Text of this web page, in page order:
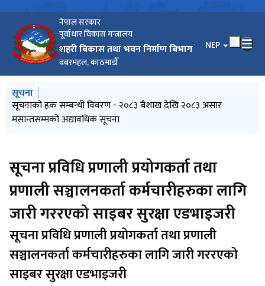
नेपाल सरकार
पूर्वाधार विकास मन्त्रालय
शहरी बिकास तथा भवन निर्माण बिभाग
बबरमहल, काठमाडौँ
भाषा चयन गर्नुहोस्
NEP
मुख्य नेभिगेसनमा जानुहोस्
सूचना
Pre-bid Querries सम्बन्धि सूचना |
सूचनाको हक सम्बन्धी विवरण - २०८३ बैशाख देखि २०८३ असार
मसान्तसम्मको अद्यावधिक सूचना
प्रस्ताव स्वीकृतिको आशयपत्र
आर्थिक प्रस्ताव खोल्न आउने बारे सूचना
Re-invitation for sealed quotation : Procurement of
Electronic Equipment (DUDBC/SQ/GOODS/ 05/082-83 )
सूचना प्रविधि प्रणाली प्रयोगकर्ता तथा
प्रणाली सञ्चालनकर्ता कर्मचारीहरुका लागि
जारी गररएको साइबर सुरक्षा एडभाइजरी
सूचना प्रविधि प्रणाली प्रयोगकर्ता तथा प्रणाली
सञ्चालनकर्ता कर्मचारीहरुका लागि जारी गररएको
साइबर सुरक्षा एडभाइजरी